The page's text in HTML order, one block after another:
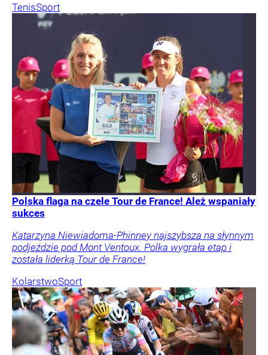
TenisSport
Polska flaga na czele Tour de France! Ależ wspaniały
sukces
Katarzyna Niewiadoma-Phinney najszybsza na słynnym
podjeździe pod Mont Ventoux. Polka wygrała etap i
została liderką Tour de France!
KolarstwoSport